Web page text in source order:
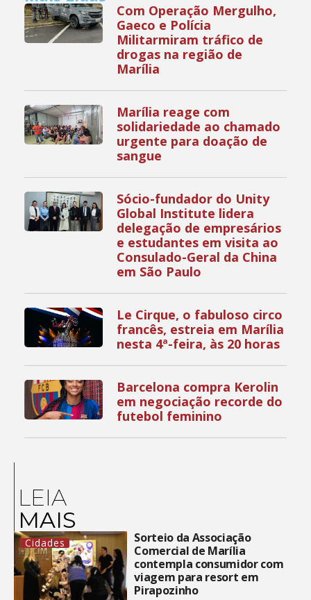
Com Operação Mergulho,
Gaeco e Polícia
Militarmiram tráfico de
drogas na região de
Marília
Marília reage com
solidariedade ao chamado
urgente para doação de
sangue
Sócio-fundador do Unity
Global Institute lidera
delegação de empresários
e estudantes em visita ao
Consulado-Geral da China
em São Paulo
Le Cirque, o fabuloso circo
francês, estreia em Marília
nesta 4ª-feira, às 20 horas
Barcelona compra Kerolin
em negociação recorde do
futebol feminino
LEIA
MAIS
Cidades
Sorteio da Associação
Comercial de Marília
contempla consumidor com
viagem para resort em
Pirapozinho